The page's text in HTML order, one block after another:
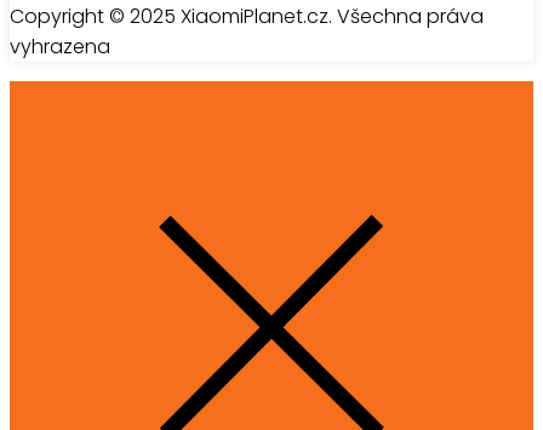
Copyright © 2025 XiaomiPlanet.cz. Všechna práva
vyhrazena